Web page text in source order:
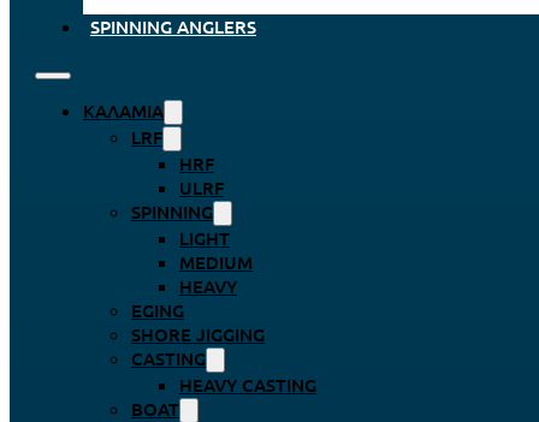
SPINNING ANGLERS
ΚΑΛΆΜΙΑ
LRF
HRF
ULRF
SPINNING
LIGHT
MEDIUM
HEAVY
EGING
SHORE JIGGING
CASTING
HEAVY CASTING
BOAT